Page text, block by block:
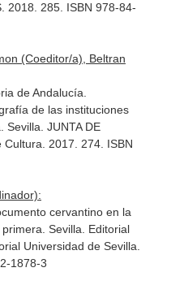
2018. 285. ISBN 978-84-
(Coeditor/a), Beltran
de Andalucía.
de las instituciones
Sevilla. JUNTA DE
2017. 274. ISBN
cervantino en la
Sevilla. Editorial
Universidad de Sevilla.
1878-3